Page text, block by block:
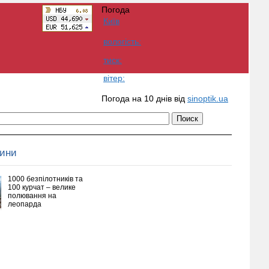
Погода
Київ
вологість:
тиск:
вітер:
Погода на 10 днів від sinoptik.ua
1000 безпілотників та
100 курчат – велике
полювання на
леопарда